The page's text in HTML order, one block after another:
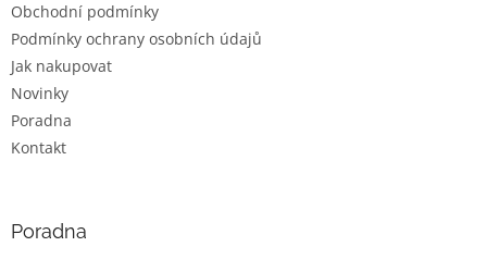
Obchodní podmínky
Podmínky ochrany osobních údajů
Jak nakupovat
Novinky
Poradna
Kontakt
Poradna